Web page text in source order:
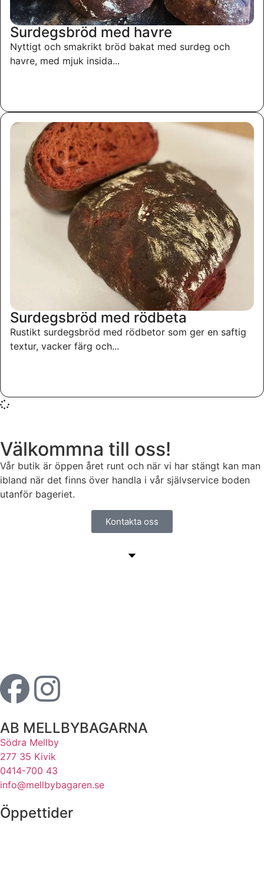
Surdegsbröd med havre
Nyttigt och smakrikt bröd bakat med surdeg och
havre, med mjuk insida...
Surdegsbröd med rödbeta
Rustikt surdegsbröd med rödbetor som ger en saftig
textur, vacker färg och...
Välkommna till oss!
Vår butik är öppen året runt och när vi har stängt kan man
ibland när det finns över handla i vår självservice boden
utanför bageriet.
Kontakta oss
AB MELLBYBAGARNA
Södra Mellby
277 35 Kivik
0414-700 43
info@mellbybagaren.se
Öppettider